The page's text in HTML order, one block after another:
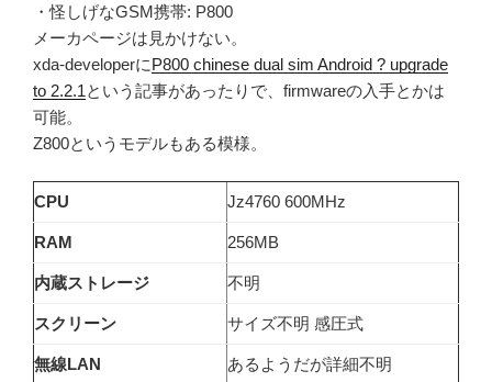
・怪しげなGSM携帯: P800
メーカページは見かけない。
xda-developerにP800 chinese dual sim Android ? upgrade
to 2.2.1という記事があったりで、firmwareの入手とかは
可能。
Z800というモデルもある模様。
CPU Jz4760 600MHz
RAM 256MB
内蔵ストレージ 不明
スクリーン サイズ不明 感圧式
無線LAN あるようだが詳細不明